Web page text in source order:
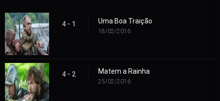
4 - 1 Uma Boa Traição
18/02/2016
4 - 2 Matem a Rainha
25/02/2016